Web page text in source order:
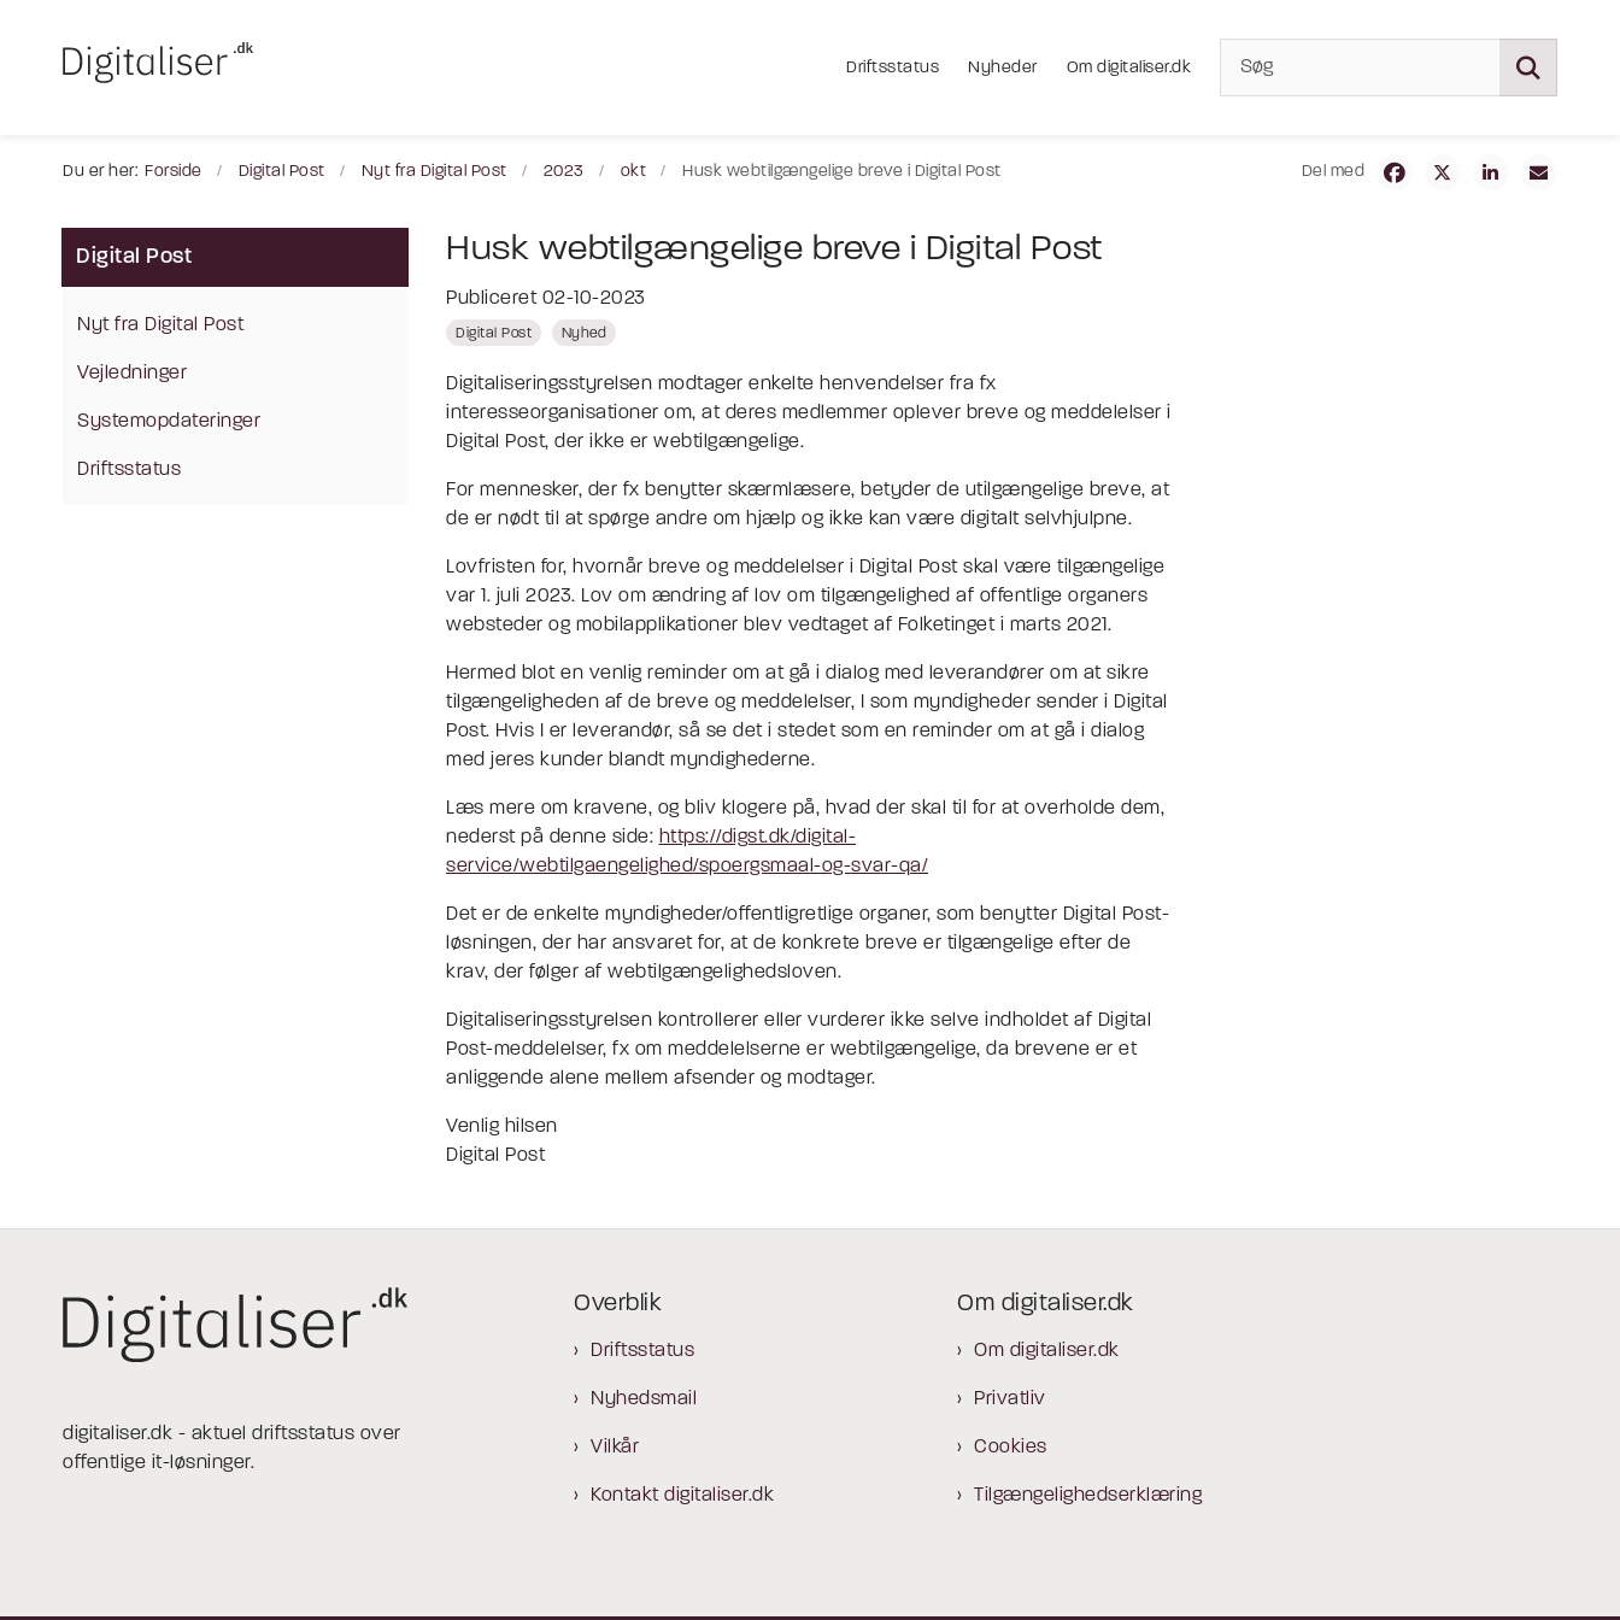
Driftsstatus Nyheder Om digitaliser.dk
Du er her: Forside Digital Post Nyt fra Digital Post 2023 okt Husk webtilgængelige breve i Digital Post Del med
Digital Post
Nyt fra Digital Post
Vejledninger
Systemopdateringer
Driftsstatus
Husk webtilgængelige breve i Digital Post
Publiceret 02-10-2023
Digital Post Nyhed
Digitaliseringsstyrelsen modtager enkelte henvendelser fra fx
interesseorganisationer om, at deres medlemmer oplever breve og meddelelser i
Digital Post, der ikke er webtilgængelige.
For mennesker, der fx benytter skærmlæsere, betyder de utilgængelige breve, at
de er nødt til at spørge andre om hjælp og ikke kan være digitalt selvhjulpne.
Lovfristen for, hvornår breve og meddelelser i Digital Post skal være tilgængelige
var 1. juli 2023. Lov om ændring af lov om tilgængelighed af offentlige organers
websteder og mobilapplikationer blev vedtaget af Folketinget i marts 2021.
Hermed blot en venlig reminder om at gå i dialog med leverandører om at sikre
tilgængeligheden af de breve og meddelelser, I som myndigheder sender i Digital
Post. Hvis I er leverandør, så se det i stedet som en reminder om at gå i dialog
med jeres kunder blandt myndighederne.
Læs mere om kravene, og bliv klogere på, hvad der skal til for at overholde dem,
nederst på denne side: https://digst.dk/digital-
service/webtilgaengelighed/spoergsmaal-og-svar-qa/
Det er de enkelte myndigheder/offentligretlige organer, som benytter Digital Post-
løsningen, der har ansvaret for, at de konkrete breve er tilgængelige efter de
krav, der følger af webtilgængelighedsloven.
Digitaliseringsstyrelsen kontrollerer eller vurderer ikke selve indholdet af Digital
Post-meddelelser, fx om meddelelserne er webtilgængelige, da brevene er et
anliggende alene mellem afsender og modtager.
Venlig hilsen
Digital Post
digitaliser.dk - aktuel driftsstatus over
offentlige it-løsninger.
Overblik
Driftsstatus
Nyhedsmail
Vilkår
Kontakt digitaliser.dk
Om digitaliser.dk
Om digitaliser.dk
Privatliv
Cookies
Tilgængelighedserklæring